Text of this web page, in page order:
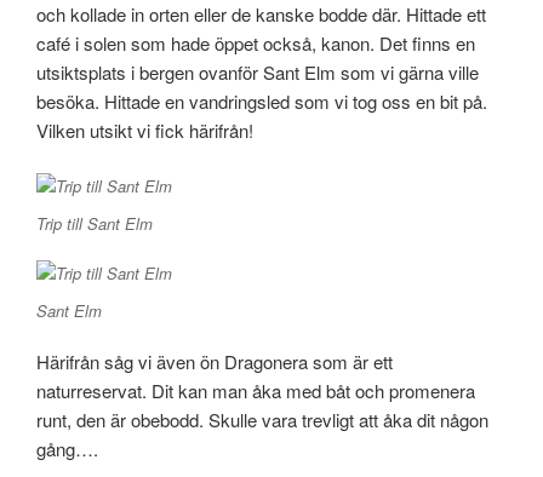
och kollade in orten eller de kanske bodde där. Hittade ett
café i solen som hade öppet också, kanon. Det finns en
utsiktsplats i bergen ovanför Sant Elm som vi gärna ville
besöka. Hittade en vandringsled som vi tog oss en bit på.
Vilken utsikt vi fick härifrån!
Trip till Sant Elm
Sant Elm
Härifrån såg vi även ön Dragonera som är ett
naturreservat. Dit kan man åka med båt och promenera
runt, den är obebodd. Skulle vara trevligt att åka dit någon
gång….